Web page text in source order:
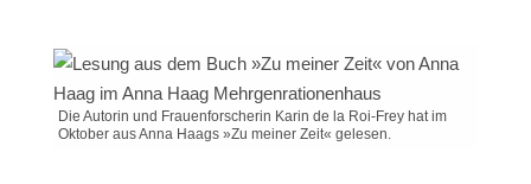
Die Autorin und Frauenforscherin Karin de la Roi-Frey hat im
Oktober aus Anna Haags »Zu meiner Zeit« gelesen.